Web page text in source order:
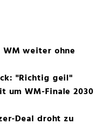
WM weiter ohne
"Richtig geil"
um WM-Finale 2030
Deal droht zu